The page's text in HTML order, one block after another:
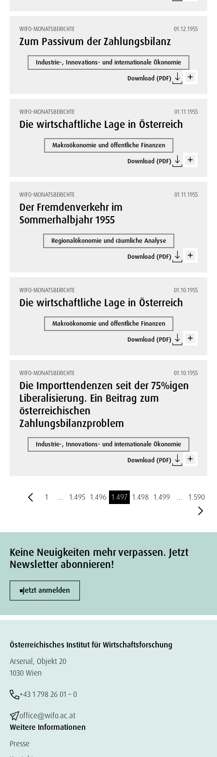
WIFO-MONATSBERICHTE 01.12.1955
Zum Passivum der Zahlungsbilanz
Industrie-, Innovations- und internationale Ökonomie
Download (PDF)
WIFO-MONATSBERICHTE 01.11.1955
Die wirtschaftliche Lage in Österreich
Makroökonomie und öffentliche Finanzen
Download (PDF)
WIFO-MONATSBERICHTE 01.11.1955
Der Fremdenverkehr im
Sommerhalbjahr 1955
Regionalökonomie und räumliche Analyse
Download (PDF)
WIFO-MONATSBERICHTE 01.10.1955
Die wirtschaftliche Lage in Österreich
Makroökonomie und öffentliche Finanzen
Download (PDF)
WIFO-MONATSBERICHTE 01.10.1955
Die Importtendenzen seit der 75%igen
Liberalisierung. Ein Beitrag zum
österreichischen
Zahlungsbilanzproblem
Industrie-, Innovations- und internationale Ökonomie
Download (PDF)
1 … 1.495 1.496 1.497 1.498 1.499 … 1.590
Keine Neuigkeiten mehr verpassen. Jetzt
Newsletter abonnieren!
Jetzt anmelden
Österreichisches Institut für Wirtschaftsforschung
Arsenal, Objekt 20
1030 Wien
+43 1 798 26 01 – 0
office@wifo.ac.at
Weitere Informationen
Presse